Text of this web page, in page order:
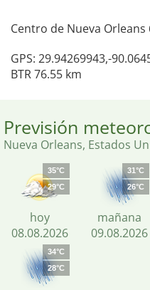
Centro de Nueva
GPS: 29.94269943,-
BTR 76.55 km
Previsión
Nueva Orleans, Estados
35°C
29°C
hoy
08.08.2026
31°C
26°C
mañana
09.08.2026
34°C
28°C